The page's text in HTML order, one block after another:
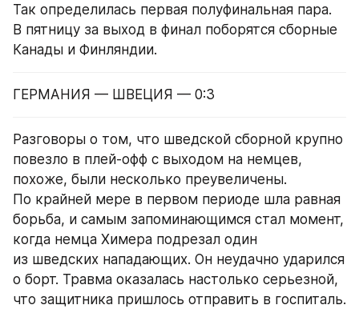
Так определилась первая полуфинальная пара.
В пятницу за выход в финал поборятся сборные
Канады и Финляндии.
ГЕРМАНИЯ — ШВЕЦИЯ — 0:3
Разговоры о том, что шведской сборной крупно
повезло в плей-офф с выходом на немцев,
похоже, были несколько преувеличены.
По крайней мере в первом периоде шла равная
борьба, и самым запоминающимся стал момент,
когда немца Химера подрезал один
из шведских нападающих. Он неудачно ударился
о борт. Травма оказалась настолько серьезной,
что защитника пришлось отправить в госпиталь.